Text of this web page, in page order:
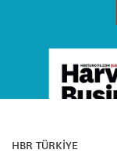
HBR TÜRKİYE